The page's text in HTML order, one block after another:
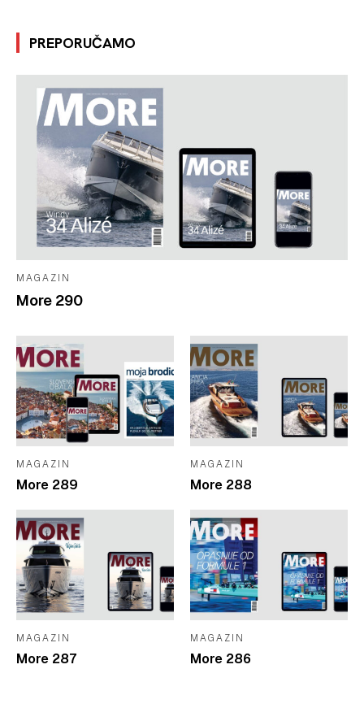
PREPORUČAMO
MAGAZIN
More 290
MAGAZIN
More 289
MAGAZIN
More 288
MAGAZIN
More 287
MAGAZIN
More 286